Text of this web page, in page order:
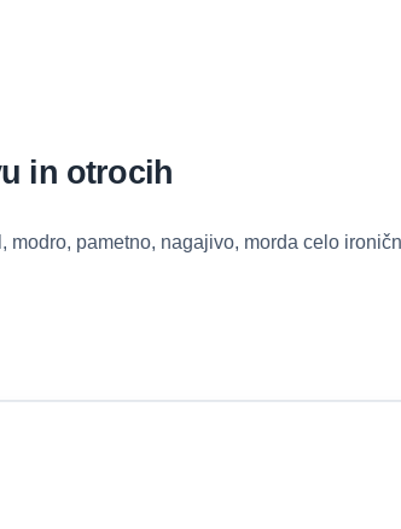
in otrocih
modro, pametno, nagajivo, morda celo